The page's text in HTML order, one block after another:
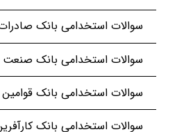
سوالات استخدامی بانک
سوالات استخدامی بانک
سوالات استخدامی بانک قوامین
سوالات استخدامی بانک